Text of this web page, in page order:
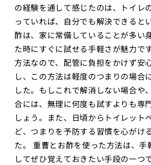
の経験を通して感じたのは、トイレ
っていれば、自分でも解決できると
酢は、家に常備していることが多い
た時にすぐに試せる手軽さが魅力で
方法なので、配管に負担をかけず安
し、この方法は軽度のつまりの場合
した。もしこれで解消しない場合や
合には、無理に何度も試すよりも専
しょう。また、日頃からトイレット
ど、つまりを予防する習慣を心がけ
た。 重曹とお酢を使った方法は、
してぜひ覚えておきたい手段の一つ